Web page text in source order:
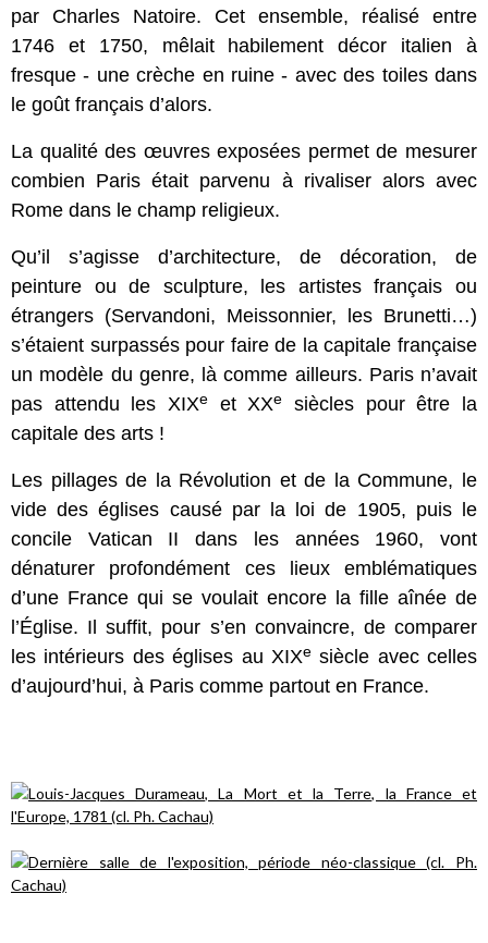
par Charles Natoire. Cet ensemble, réalisé entre
1746 et 1750, mêlait habilement décor italien à
fresque - une crèche en ruine - avec des toiles dans
le goût français d’alors.
La qualité des œuvres exposées permet de mesurer
combien Paris était parvenu à rivaliser alors avec
Rome dans le champ religieux.
Qu’il s’agisse d’architecture, de décoration, de
peinture ou de sculpture, les artistes français ou
étrangers (Servandoni, Meissonnier, les Brunetti…)
s’étaient surpassés pour faire de la capitale française
un modèle du genre, là comme ailleurs. Paris n’avait
pas attendu les XIXe et XXe
siècles pour être la
capitale des arts !
Les pillages de la Révolution et de la Commune, le
vide des églises causé par la loi de 1905, puis le
concile Vatican II dans les années 1960, vont
dénaturer profondément ces lieux emblématiques
d’une France qui se voulait encore la fille aînée de
l’Église. Il suffit, pour s’en convaincre, de comparer
les intérieurs des églises au XIXesiècle avec celles
d’aujourd’hui, à Paris comme partout en France.